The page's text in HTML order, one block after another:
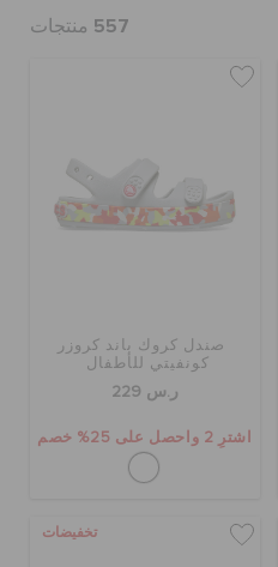
557 منتجات
صندل كروك باند كروزر
كونفيتي للأطفال
ر.س 229
اشترِ 2 واحصل على 25% خصم
تخفيضات